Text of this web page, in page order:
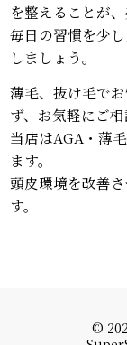
を整えることが
毎日の習慣を少
しましょう。
薄毛、抜け毛で
ず、お気軽にご相
当店はAGA・薄
ます。
頭皮環境を改善
す。
©